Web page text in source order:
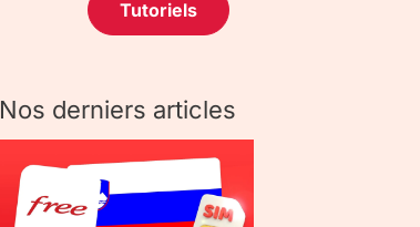
Tutoriels
Nos derniers articles